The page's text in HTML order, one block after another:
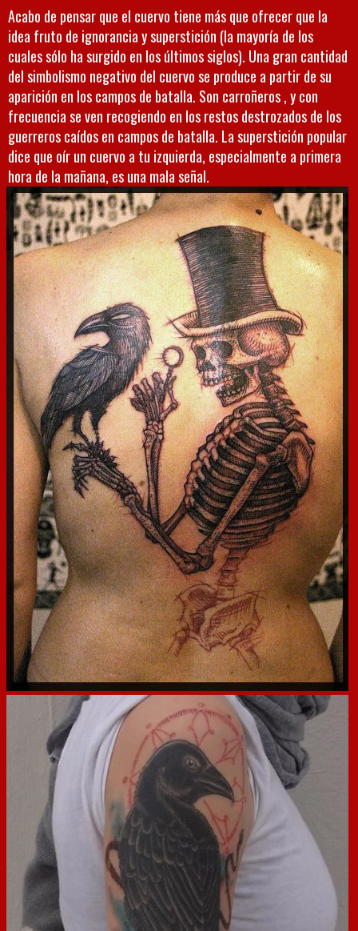
Acabo de pensar que el cuervo tiene más que ofrecer que la
idea fruto de ignorancia y superstición (la mayoría de los
cuales sólo ha surgido en los últimos siglos). Una gran cantidad
del simbolismo negativo del cuervo se produce a partir de su
aparición en los campos de batalla. Son carroñeros , y con
frecuencia se ven recogiendo en los restos destrozados de los
guerreros caídos en campos de batalla. La superstición popular
dice que oír un cuervo a tu izquierda, especialmente a primera
hora de la mañana, es una mala señal.